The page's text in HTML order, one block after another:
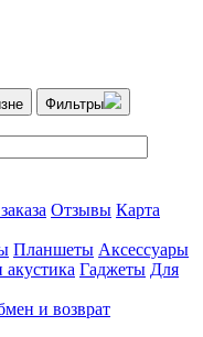
Фильтры
Отзывы Карта
Планшеты Аксессуары
Гаджеты Для
и возврат